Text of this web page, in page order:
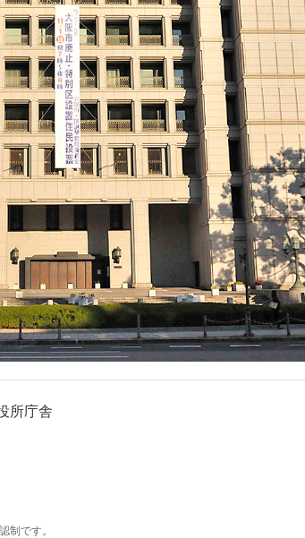
所庁舎
制です。